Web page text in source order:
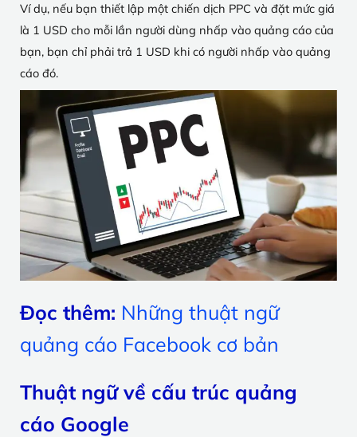
Ví dụ, nếu bạn thiết lập một chiến dịch PPC và đặt mức giá
là 1 USD cho mỗi lần người dùng nhấp vào quảng cáo của
bạn, bạn chỉ phải trả 1 USD khi có người nhấp vào quảng
cáo đó.
Đọc thêm: Những thuật ngữ
quảng cáo Facebook cơ bản
Thuật ngữ về cấu trúc quảng
cáo Google